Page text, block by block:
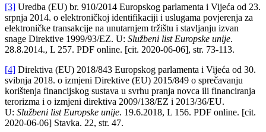
[3] Uredba (EU) br. 910/2014 Europskog parlamenta i Vijeća od 23.
srpnja 2014. o elektroničkoj identifikaciji i uslugama povjerenja za
elektroničke transakcije na unutarnjem tržištu i stavljanju izvan
snage Direktive 1999/93/EZ. U: Službeni list Europske unije.
28.8.2014., L 257. PDF online. [cit. 2020-06-06], str. 73-113.
[4] Direktiva (EU) 2018/843 Europskog parlamenta i Vijeća od 30.
svibnja 2018. o izmjeni Direktive (EU) 2015/849 o sprečavanju
korištenja financijskog sustava u svrhu pranja novca ili financiranja
terorizma i o izmjeni direktiva 2009/138/EZ i 2013/36/EU.
U: Službeni list Europske unije. 19.6.2018, L 156. PDF online. [cit.
2020-06-06] Stavka. 22, str. 47.